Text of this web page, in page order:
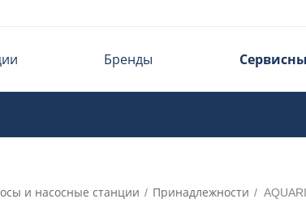
Бренды
и насосные станции / Принадлежности /